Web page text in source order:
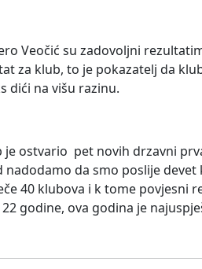
Veočić su zadovoljni
za klub, to je pokazatelj da
dići na višu razinu.
je ostvario pet novih drzavni
da smo poslije
40 klubova i k tome povjesni
godine, ova godina je